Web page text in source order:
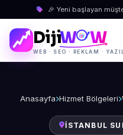
🎉 Yeni başlayan
DijiW W
WEB · SEO · REKLAM ·
Anasayfa Hizmet Bölgeleri
İSTANBUL